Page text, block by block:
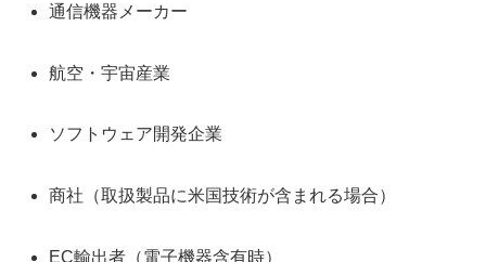
通信機器メーカー
航空・宇宙産業
ソフトウェア開発企業
商社（取扱製品に米国技術が含まれる場合）
EC輸出者（電子機器含有時）